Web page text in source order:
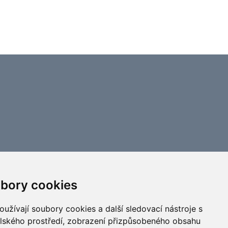
cookies
soubory cookies a další sledovací nástroje s
prostředí, zobrazení přizpůsobeného obsahu